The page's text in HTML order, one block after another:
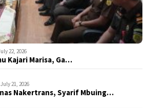
22, 2026
Kajari Marisa, Ga…
July 21, 2026
Nakertrans, Syarif Mbuing…